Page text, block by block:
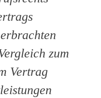
zum
Vertrag